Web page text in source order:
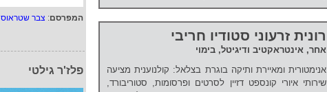
המפרסם: צבר שטראוס
פלז'ר גילטי
רונית זרעוני סטודיו חריבי
אחר, אינטראקטיב ודיגיטל, בימוי
אנימטורית ומאיירת ותיקה בוגרת בצלאל: קולנוענית מציעה
שירותי איורי קונספט דזיין לסרטים ופרסומות, סטוריבורד,